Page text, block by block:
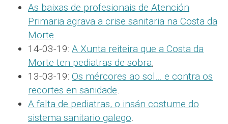
As baixas de profesionais de Atención
Primaria agrava a crise sanitaria na Costa da
Morte
14-03-19: A Xunta reiteira que a Costa da
Morte ten pediatras de sobra,
13-03-19: Os mércores ao sol… e contra os
recortes en sanidade
A falta de pediatras, o insán costume do
sistema sanitario galego